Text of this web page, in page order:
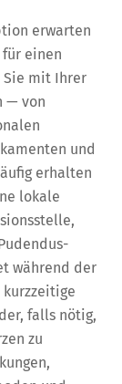
erwarten
einen
Sie mit Ihrer
— von
und
erhalten
lokale
während der
kurzzeitige
falls nötig,
zu